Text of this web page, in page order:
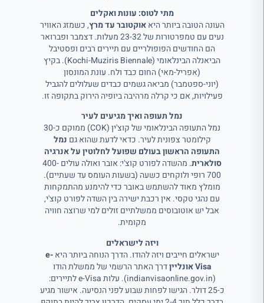
מתי לטוס: עונות ואקלים
העונה הטובה ביותר היאאוקטובר עד מרץ, כשמזג האוויר
נעים עם טמפרטורות של 23-32 מעלות. דצמבר ופברואר
הם החודשים הפופולריים עם תיירים רבים ופסטיבל
הביאנלה הבינלאומי (Kochi-Muziris Biennale). בקיץ
(אפריל-מאי) החום כבד ולח. עונת המונסון
(יוני-ספטמבר) מביאה גשמים כבדים שעלולים להגביל
פעילויות, אם כי קרלה מרהיבה ביופיה הירוק בתקופה זו.
נמל תעופה ואיך מגיעים לעיר
נמל התעופה הבינלאומי של קוצ'ין (COK) ממוקם כ-30
קילומטר צפונית לעיר. כדאי לדעת שהוא גם נמל
התעופה הראשון בעולם שפועל לחלוטין על אנרגיה
סולארית
. מהשדה לפורט קוצ'י: אובר ואולה עולים 400-
700 רופי ולוקחים כשעה (בשעות העומס עד שעתיים).
מומלץ מאוד להשתמש באובר כדי להימנע מהתמקחות
עם נהגי טקסי. אין רכבת ישירה בין השדה לפורט קוצ'י,
אבל יש אוטובוסים ממשלתיים זולים למי שרוצה חוויה
מקומית.
ויזה לישראלים
ישראלים חייבים ויזה להודו. הדרך הנוחה ביותר היאe-
Visa אונליין
דרך האתר הרשמי של ממשלת הודו
(indianvisaonline.gov.in). עלות e-Visa לתיירים:
כ-25 דולר. הגישו לפחות שבוע לפני הנסיעה. אישור מגיע